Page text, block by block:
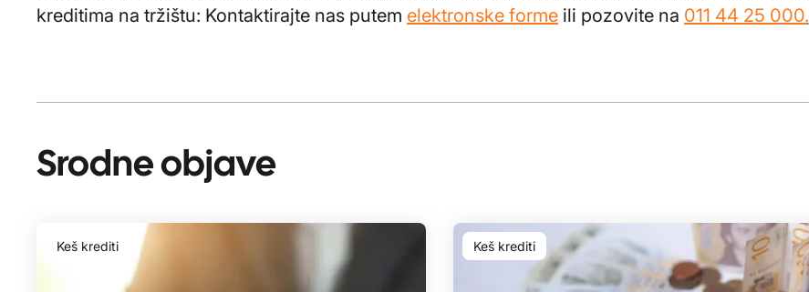
kreditima na tržištu: Kontaktirajte nas putem elektronske forme ili pozovite na 011 44 25 000.
Srodne objave
Keš krediti Keš krediti